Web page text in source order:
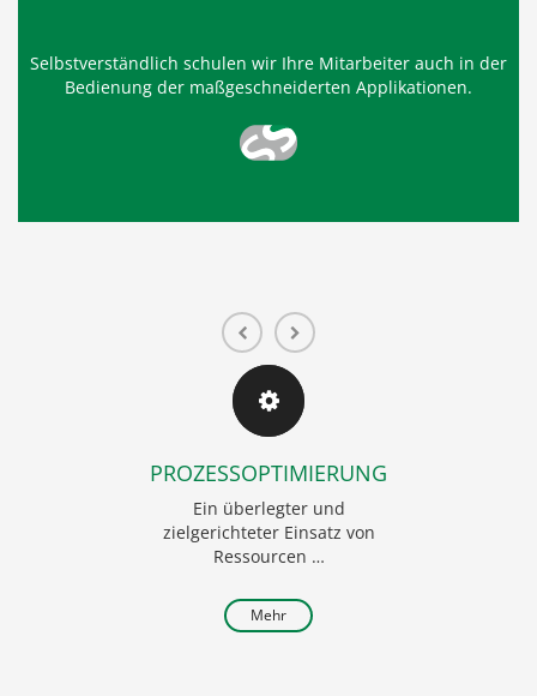
Selbstverständlich schulen wir Ihre Mitarbeiter auch in der
Bedienung der maßgeschneiderten Applikationen.
PROZESSOPTIMIERUNG
Ein überlegter und
zielgerichteter Einsatz von
Ressourcen …
Mehr